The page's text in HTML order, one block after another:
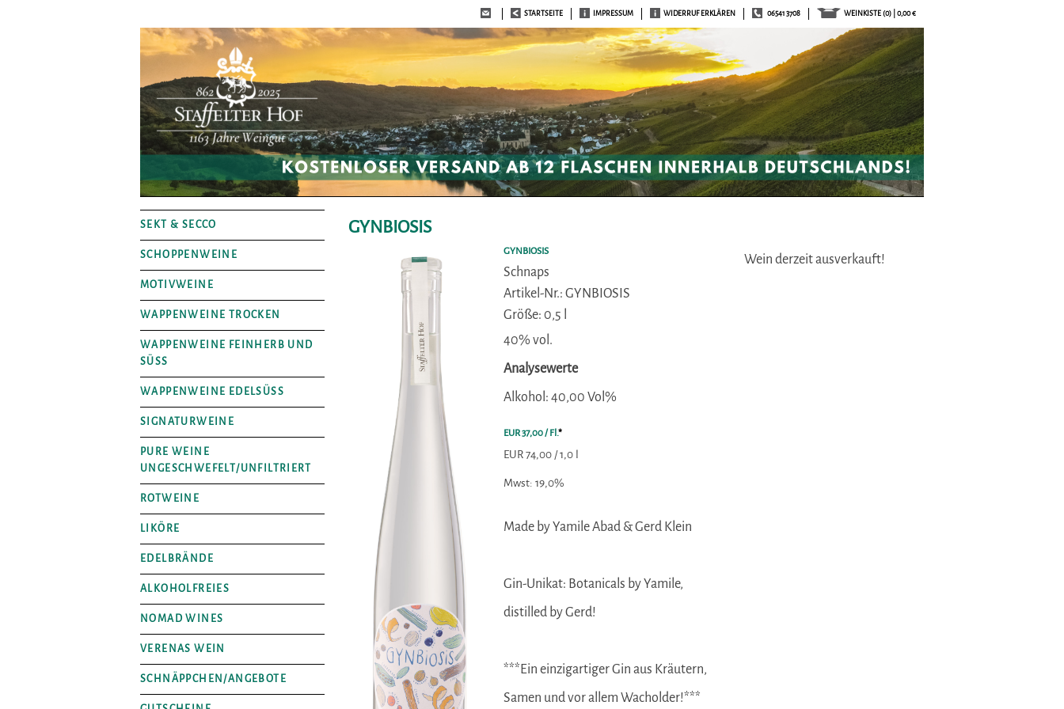
WEINKISTE (0) | 0,00 €
06541 3708
WIDERRUF ERKLÄREN
IMPRESSUM
STARTSEITE
SEKT & SECCO
SCHOPPENWEINE
MOTIVWEINE
WAPPENWEINE TROCKEN
WAPPENWEINE FEINHERB UND
SÜSS
WAPPENWEINE EDELSÜSS
SIGNATURWEINE
PURE WEINE
UNGESCHWEFELT/UNFILTRIERT
ROTWEINE
LIKÖRE
EDELBRÄNDE
ALKOHOLFREIES
NOMAD WINES
VERENAS WEIN
SCHNÄPPCHEN/ANGEBOTE
GYNBIOSIS
GYNBIOSIS
Schnaps
Artikel-Nr.: GYNBIOSIS
Größe: 0,5 l
40% vol.
Analysewerte
Alkohol:40,00 Vol%
EUR 37,00/ Fl.*
EUR 74,00 / 1,0 l
Mwst: 19,0%
Made by Yamile Abad & Gerd Klein
Gin-Unikat: Botanicals by Yamile,
distilled by Gerd!
***Ein einzigartiger Gin aus Kräutern,
Samen und vor allem Wacholder!***
Wein derzeit ausverkauft!